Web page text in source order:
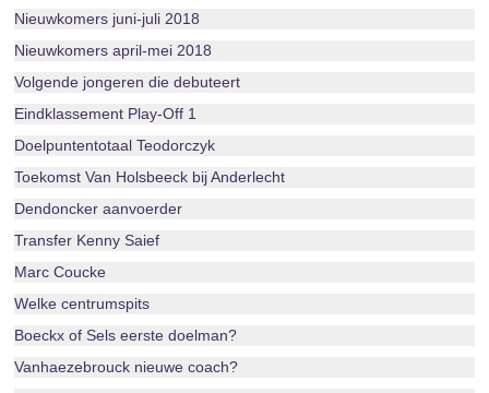
Nieuwkomers juni-juli 2018
Nieuwkomers april-mei 2018
Volgende jongeren die debuteert
Eindklassement Play-Off 1
Doelpuntentotaal Teodorczyk
Toekomst Van Holsbeeck bij Anderlecht
Dendoncker aanvoerder
Transfer Kenny Saief
Marc Coucke
Welke centrumspits
Boeckx of Sels eerste doelman?
Vanhaezebrouck nieuwe coach?